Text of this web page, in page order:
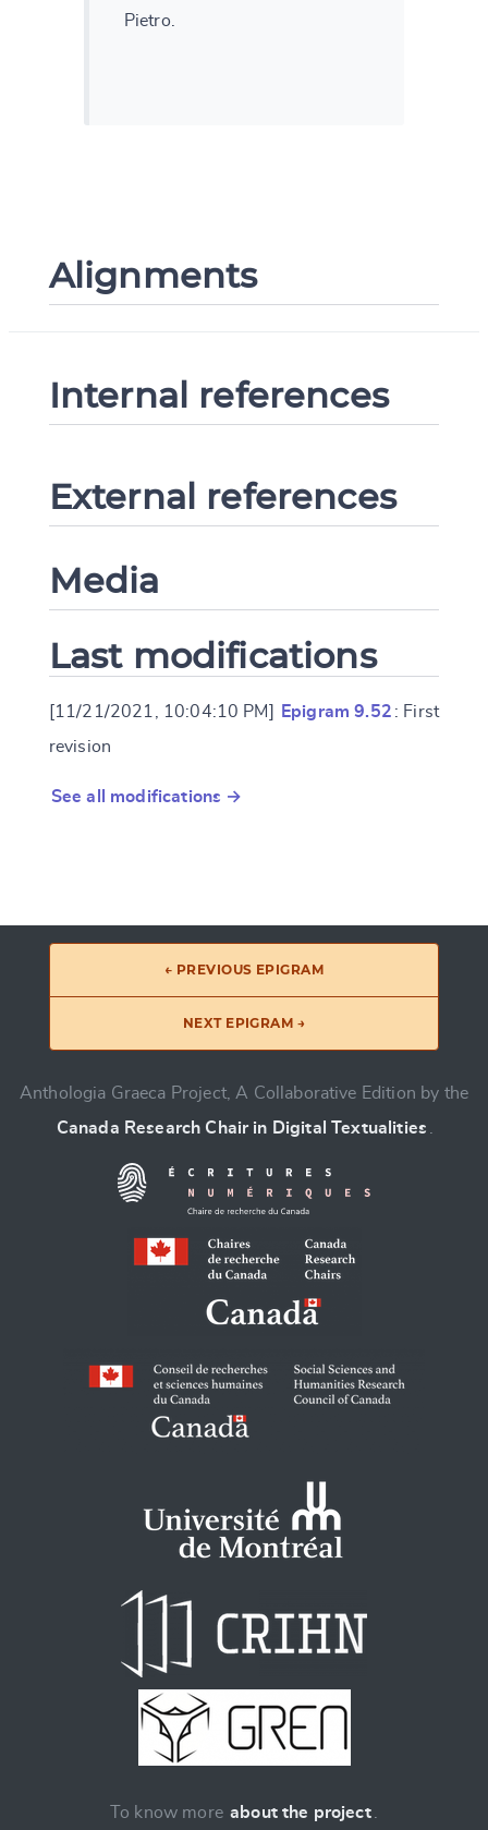
Pietro.
Alignments
Internal references
External references
Media
Last modifications
[11/21/2021, 10:04:10 PM] Epigram 9.52 : First
revision
See all modifications →
← PREVIOUS EPIGRAM
NEXT EPIGRAM →
Anthologia Graeca Project, A Collaborative Edition by the
Canada Research Chair in Digital Textualities
To know more about the project